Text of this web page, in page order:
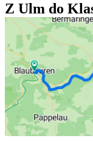
Z Ulm do